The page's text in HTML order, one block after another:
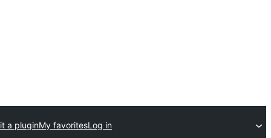
a pluginMy favoritesLog in